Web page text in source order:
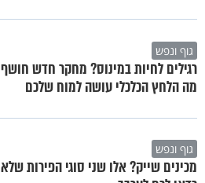
גוף ונפש
רגילים לחיות במינוס? מחקר חדש חושף
מה הלחץ הכלכלי עושה למוח שלכם
גוף ונפש
מכינים שייק? אלו שני סוגי הפירות שלא